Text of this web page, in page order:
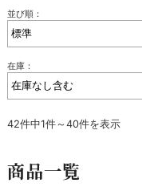
並び順：
在庫：
42件中1件～40件を表示
商品一覧